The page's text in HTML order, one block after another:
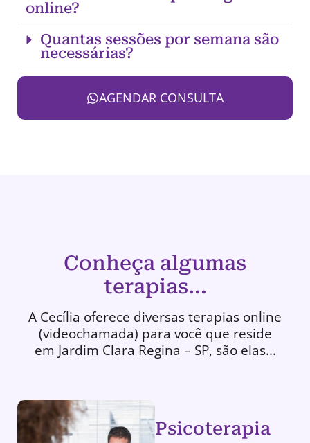
online?
Quantas sessões por semana são
necessárias?
AGENDAR CONSULTA
Conheça algumas
terapias...
A Cecília oferece diversas terapias online
(videochamada) para você que reside
em Jardim Clara Regina – SP, são elas...
Psicoterapia